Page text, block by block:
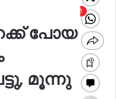
പോയ
മൂന്നു